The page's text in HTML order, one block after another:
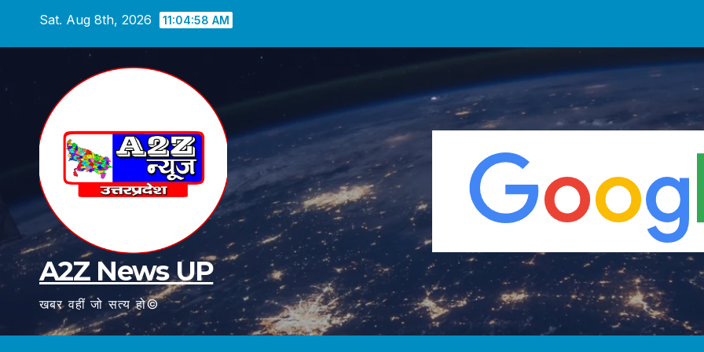
Sat. Aug 8th, 2026 11:04:59 AM
A2Z News UP
खबर वहीं जो सत्य हो©